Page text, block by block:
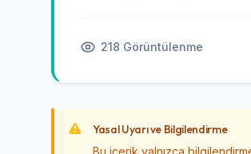
218 Görüntülenme
Yasal Uyarı ve Bilgilendirme
Bu içerik yalnızca